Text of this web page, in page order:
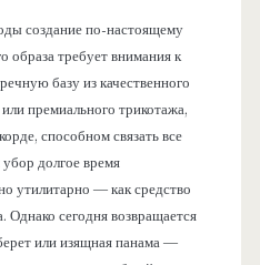
создание по-настоящему
образа требует внимания к
базу из качественного
премиального трикотажа,
способном связать все
долгое время
утилитарно — как средство
сегодня возвращается
или изящная панама —